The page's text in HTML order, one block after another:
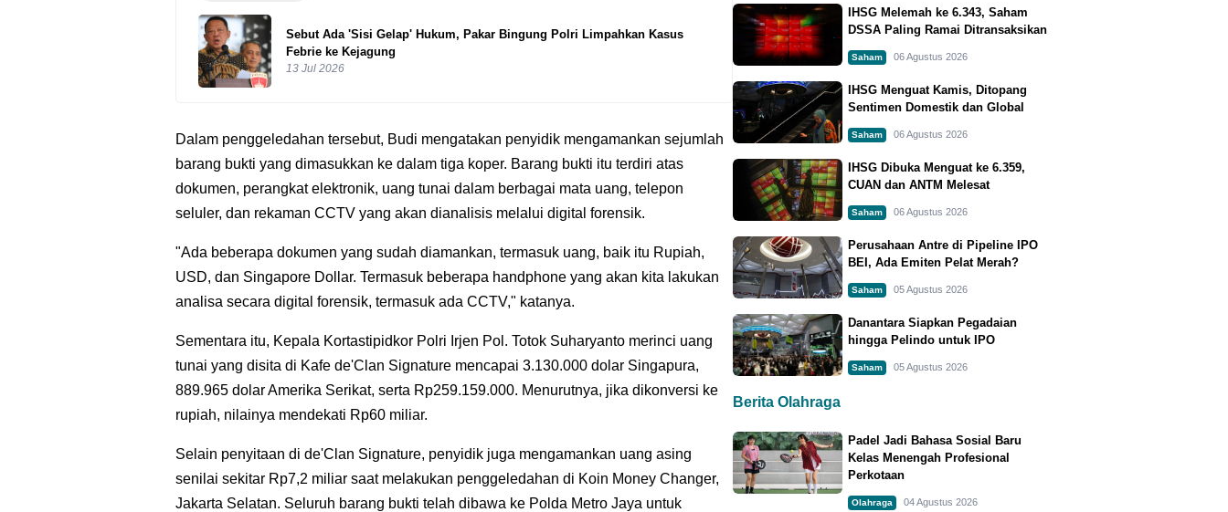
Sebut Ada 'Sisi Gelap' Hukum, Pakar Bingung Polri Limpahkan Kasus
Febrie ke Kejagung
13 Jul 2026
Dalam penggeledahan tersebut, Budi mengatakan penyidik mengamankan sejumlah
barang bukti yang dimasukkan ke dalam tiga koper. Barang bukti itu terdiri atas
dokumen, perangkat elektronik, uang tunai dalam berbagai mata uang, telepon
seluler, dan rekaman CCTV yang akan dianalisis melalui digital forensik.
"Ada beberapa dokumen yang sudah diamankan, termasuk uang, baik itu Rupiah,
USD, dan Singapore Dollar. Termasuk beberapa handphone yang akan kita lakukan
analisa secara digital forensik, termasuk ada CCTV," katanya.
Sementara itu, Kepala Kortastipidkor Polri Irjen Pol. Totok Suharyanto merinci uang
tunai yang disita di Kafe de'Clan Signature mencapai 3.130.000 dolar Singapura,
889.965 dolar Amerika Serikat, serta Rp259.159.000. Menurutnya, jika dikonversi ke
rupiah, nilainya mendekati Rp60 miliar.
Selain penyitaan di de'Clan Signature, penyidik juga mengamankan uang asing
senilai sekitar Rp7,2 miliar saat melakukan penggeledahan di Koin Money Changer,
Jakarta Selatan. Seluruh barang bukti telah dibawa ke Polda Metro Jaya untuk
IHSG Melemah ke 6.343, Saham
DSSA Paling Ramai Ditransaksikan
Saham 06 Agustus 2026
IHSG Menguat Kamis, Ditopang
Sentimen Domestik dan Global
Saham 06 Agustus 2026
IHSG Dibuka Menguat ke 6.359,
CUAN dan ANTM Melesat
Saham 06 Agustus 2026
Perusahaan Antre di Pipeline IPO
BEI, Ada Emiten Pelat Merah?
Saham 05 Agustus 2026
Danantara Siapkan Pegadaian
hingga Pelindo untuk IPO
Saham 05 Agustus 2026
Berita Olahraga
Padel Jadi Bahasa Sosial Baru
Kelas Menengah Profesional
Perkotaan
Olahraga 04 Agustus 2026